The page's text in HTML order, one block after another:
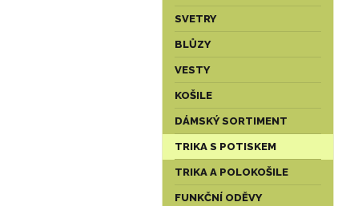
SVETRY
BLŮZY
VESTY
KOŠILE
DÁMSKÝ SORTIMENT
TRIKA S POTISKEM
TRIKA A POLOKOŠILE
FUNKČNÍ ODĚVY